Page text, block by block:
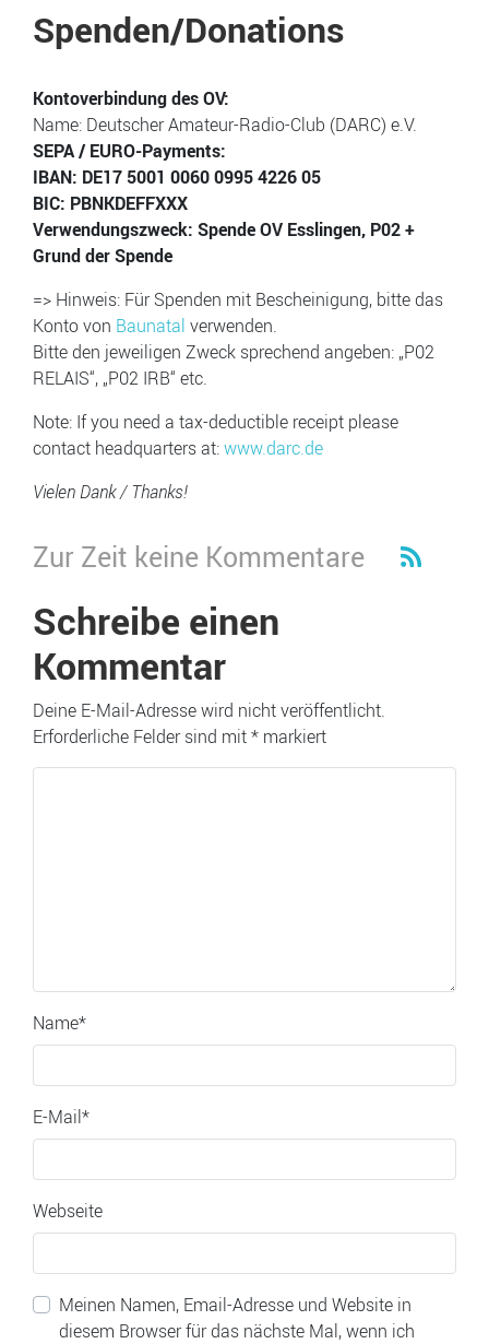
Spenden/Donations
Kontoverbindung des OV:
Name: Deutscher Amateur-Radio-Club (DARC) e.V.
SEPA / EURO-Payments:
IBAN: DE17 5001 0060 0995 4226 05
BIC: PBNKDEFFXXX
Verwendungszweck: Spende OV Esslingen, P02 +
Grund der Spende
=> Hinweis: Für Spenden mit Bescheinigung, bitte das
Konto von Baunatal verwenden.
Bitte den jeweiligen Zweck sprechend angeben: „P02
RELAIS“, „P02 IRB“ etc.
Note: If you need a tax-deductible receipt please
contact headquarters at:www.darc.de
Vielen Dank / Thanks!
Zur Zeit keine Kommentare
Schreibe einen
Kommentar
Deine E-Mail-Adresse wird nicht veröffentlicht.
Erforderliche Felder sind mit* markiert
Name*
E-Mail*
Webseite
Meinen Namen, Email-Adresse und Website in
diesem Browser für das nächste Mal, wenn ich